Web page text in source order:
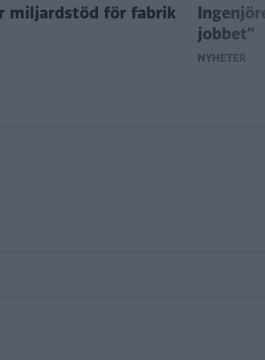
miljardstöd för fabrik
jobbet”
NYHETER